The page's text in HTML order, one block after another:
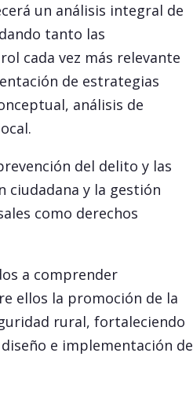
un análisis integral de
tanto las
cada vez más relevante
de estrategias
análisis de
del delito y las
y la gestión
como derechos
a comprender
ellos la promoción de la
rural, fortaleciendo
e implementación de